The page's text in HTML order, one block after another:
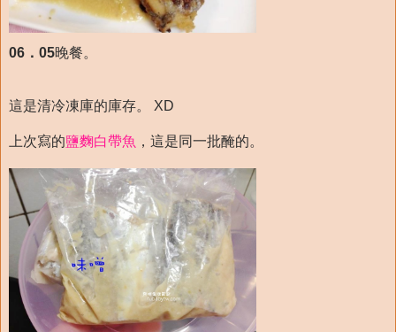
06．05晚餐。
這是清冷凍庫的庫存。 XD
上次寫的鹽麴白帶魚 ，這是同一批醃的。